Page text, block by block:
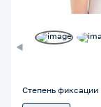
Степень фиксации